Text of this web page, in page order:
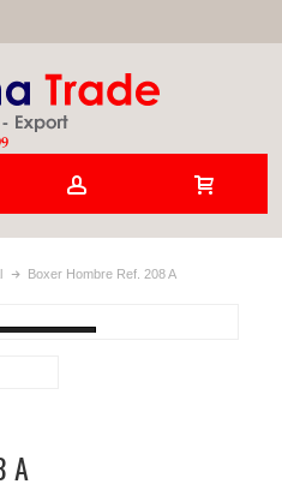
Boxer Hombre Ref. 208 A
A